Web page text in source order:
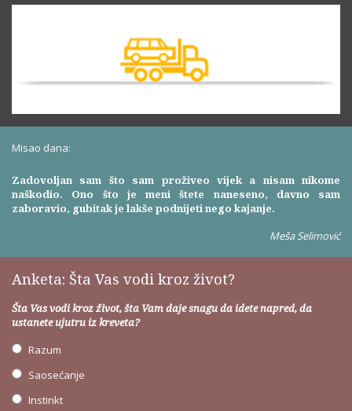
Misao dana:
Zadovoljan sam što sam proživeo vijek a nisam nikome
naškodio. Ono što je meni štete naneseno, davno sam
zaboravio, gubitak je lakše podnijeti nego kajanje.
Meša Selimović
Anketa: Šta Vas vodi kroz život?
Šta Vas vodi kroz život, šta Vam daje snagu da idete napred, da
ustanete ujutru iz kreveta?
Razum
Saosećanje
Instinkt